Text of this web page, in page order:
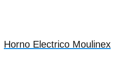
Horno Electrico Moulinex